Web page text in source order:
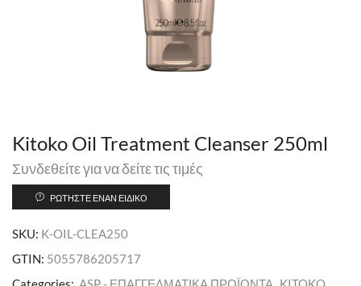
Kitoko Oil Treatment Cleanser 250ml
Συνδεθείτε για να δείτε τις τιμές
ΡΩΤΉΣΤΕ ΈΝΑΝ ΕΙΔΙΚΌ
SKU: K-OIL-CLEA250
GTIN: 5055786205717